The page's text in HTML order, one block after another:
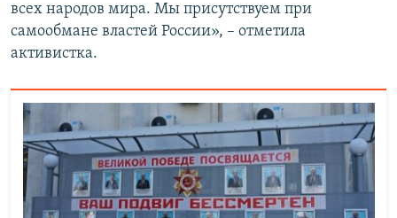
всех народов мира. Мы присутствуем при
самообмане властей России», – отметила
активистка.